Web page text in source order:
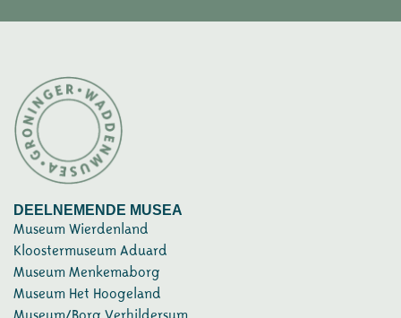
DEELNEMENDE MUSEA
Museum Wierdenland
Kloostermuseum Aduard
Museum Menkemaborg
Museum Het Hoogeland